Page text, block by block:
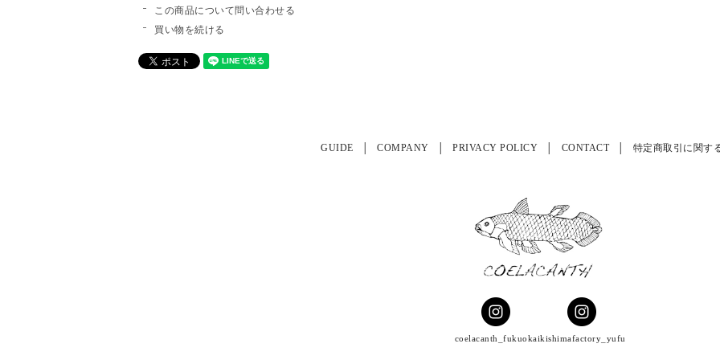
この商品について問い合わせる
買い物を続ける
GUIDE COMPANY PRIVACY POLICY CONTACT 特定商取引に関す
coelacanth_fukuokaikishimafactory_yufu